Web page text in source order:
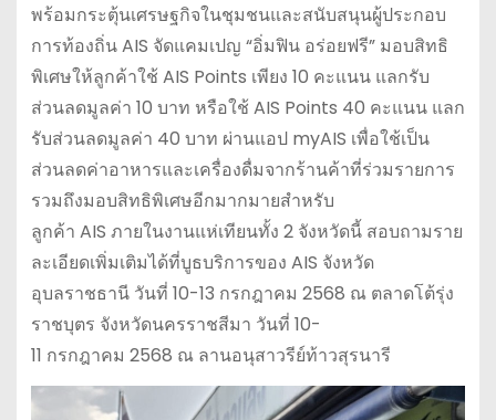
พร้อมกระตุ้นเศรษฐกิจในชุมชนและสนับสนุนผู้ประกอบ
การท้องถิ่น AIS จัดแคมเปญ “อิ่มฟิน อร่อยฟรี” มอบสิทธิ
พิเศษให้ลูกค้าใช้ AIS Points เพียง 10 คะแนน แลกรับ
ส่วนลดมูลค่า 10 บาท หรือใช้ AIS Points 40 คะแนน แลก
รับส่วนลดมูลค่า 40 บาท ผ่านแอป myAIS เพื่อใช้เป็น
ส่วนลดค่าอาหารและเครื่องดื่มจากร้านค้าที่ร่วมรายการ
รวมถึงมอบสิทธิพิเศษอีกมากมายสำหรับ
ลูกค้า AIS ภายในงานแห่เทียนทั้ง 2 จังหวัดนี้ สอบถามราย
ละเอียดเพิ่มเติมได้ที่บูธบริการของ AIS จังหวัด
อุบลราชธานี วันที่ 10-13 กรกฎาคม 2568 ณ ตลาดโต้รุ่ง
ราชบุตร จังหวัดนครราชสีมา วันที่ 10-
11 กรกฎาคม 2568 ณ ลานอนุสาวรีย์ท้าวสุรนารี